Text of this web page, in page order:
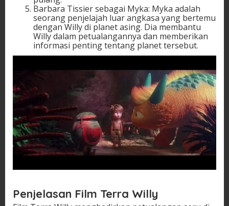
Barbara Tissier sebagai Myka: Myka adalah
seorang penjelajah luar angkasa yang bertemu
dengan Willy di planet asing. Dia membantu
Willy dalam petualangannya dan memberikan
informasi penting tentang planet tersebut.
Penjelasan Film Terra Willy